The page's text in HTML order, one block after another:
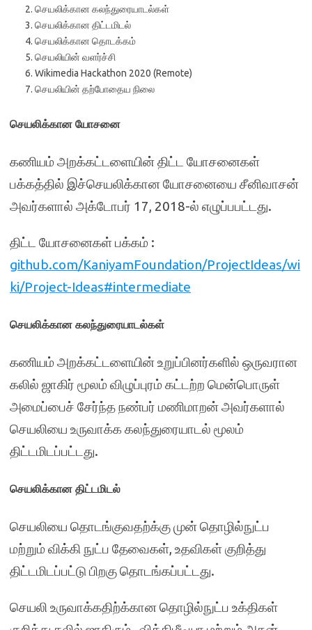
செயலிக்கான கலந்துரையாடல்கள்
செயலிக்கான திட்டமிடல்
செயலிக்கான தொடக்கம்
செயலியின் வளர்ச்சி
Wikimedia Hackathon 2020 (Remote)
செயலியின் தற்போதைய நிலை
செயலிக்கான யோசனை
கணியம் அறக்கட்டளையின் திட்ட யோசனைகள்
பக்கத்தில் இச்செயலிக்கான யோசனையை சீனிவாசன்
அவர்களால் அக்டோபர் 17, 2018-ல் எழுப்பபட்டது.
திட்ட யோசனைகள் பக்கம் :
github.com/KaniyamFoundation/ProjectIdeas/wi
ki/Project-Ideas#intermediate
செயலிக்கான கலந்துரையாடல்கள்
கணியம் அறக்கட்டளையின் உறுப்பினர்களில் ஒருவரான
கலில் ஜாகிர் மூலம் விழுப்புரம் கட்டற்ற மென்பொருள்
அமைப்பைச் சேர்ந்த நண்பர் மணிமாறன் அவர்களால்
செயலியை உருவாக்க கலந்துரையாடல் மூலம்
திட்டமிடப்பட்டது.
செயலிக்கான திட்டமிடல்
செயலியை தொடங்குவதற்க்கு முன் தொழில்நுட்ப
மற்றும் விக்கி நுட்ப தேவைகள், உதவிகள் குறித்து
திட்டமிடப்பட்டு பிறகு தொடங்கப்பட்டது.
செயலி உருவாக்கதிற்க்கான தொழில்நுட்ப உக்திகள்